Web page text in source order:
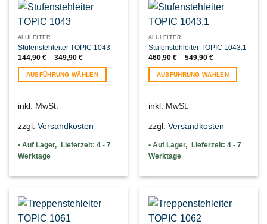
der
gewählt
werden
der
gewählt
werden
ALULEITER
Stufenstehleiter TOPIC 1043
144,90 €– 349,90 €
AUSFÜHRUNG WÄHLEN
weist
Varianten
auf.
Die
können
der
Produktseite
gewählt
inkl. MwSt.
zzgl. Versandkosten
Lieferzeit: 4 - 7
Werktage
ALULEITER
Stufenstehleiter TOPIC 1043.1
460,90 €– 549,90 €
AUSFÜHRUNG WÄHLEN
weist
Varianten
auf.
Die
können
der
Produktseite
gewählt
inkl. MwSt.
zzgl. Versandkosten
Lieferzeit: 4 - 7
Werktage